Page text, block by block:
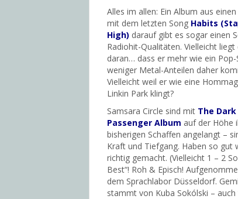
Alles im allen: Ein Album aus
mit dem letzten Song Habits
High) darauf gibt es sogar einen
Radiohit-Qualitäten. Vielleicht liegt
daran… dass er mehr wie ein
weniger Metal-Anteilen daher
Vielleicht weil er wie eine
Linkin Park klingt?
Samsara Circle sind mit The Dark
Passenger Album auf der Höhe
bisherigen Schaffen angelangt –
Kraft und Tiefgang. Haben so gut
richtig gemacht. (Vielleicht 1 – 2
Best“! Roh & Episch!
dem Sprachlabor Düsseldorf.
stammt von Kuba Sokólski –